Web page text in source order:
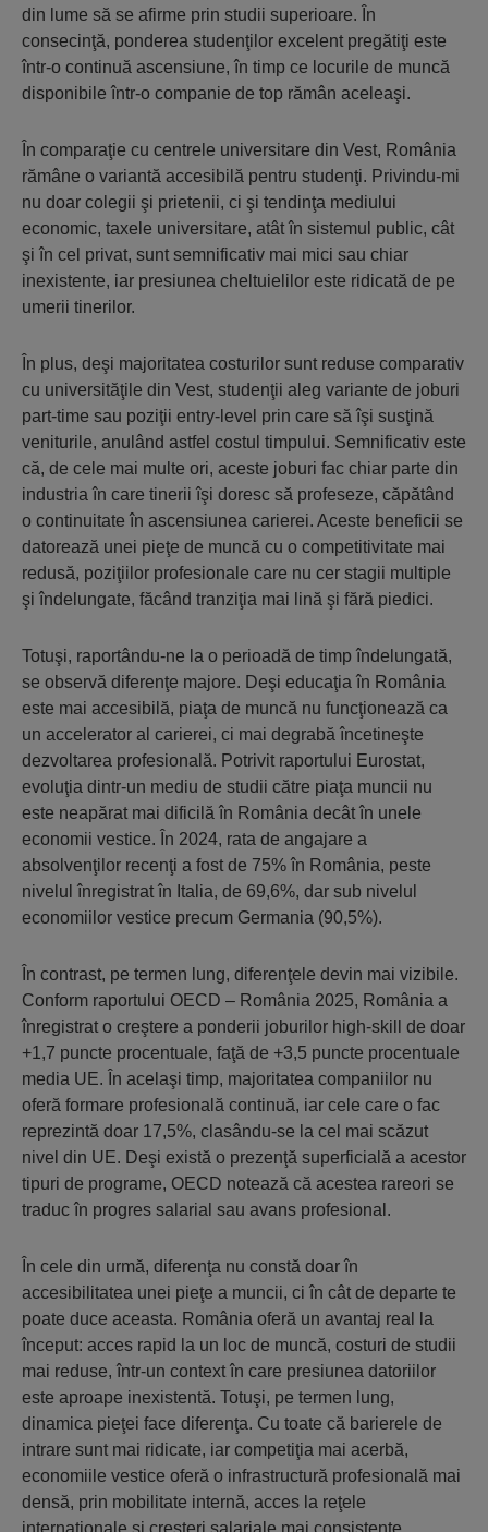
din lume să se afirme prin studii superioare. În
consecinţă, ponderea studenţilor excelent pregătiţi este
într-o continuă ascensiune, în timp ce locurile de muncă
disponibile într-o companie de top rămân aceleaşi.
În comparaţie cu centrele universitare din Vest, România
rămâne o variantă accesibilă pentru studenţi. Privindu-mi
nu doar colegii şi prietenii, ci şi tendinţa mediului
economic, taxele universitare, atât în sistemul public, cât
şi în cel privat, sunt semnificativ mai mici sau chiar
inexistente, iar presiunea cheltuielilor este ridicată de pe
umerii tinerilor.
În plus, deşi majoritatea costurilor sunt reduse comparativ
cu universităţile din Vest, studenţii aleg variante de joburi
part-time sau poziţii entry-level prin care să îşi susţină
veniturile, anulând astfel costul timpului. Semnificativ este
că, de cele mai multe ori, aceste joburi fac chiar parte din
industria în care tinerii îşi doresc să profeseze, căpătând
o continuitate în ascensiunea carierei. Aceste beneficii se
datorează unei pieţe de muncă cu o competitivitate mai
redusă, poziţiilor profesionale care nu cer stagii multiple
şi îndelungate, făcând tranziţia mai lină şi fără piedici.
Totuşi, raportându-ne la o perioadă de timp îndelungată,
se observă diferenţe majore. Deşi educaţia în România
este mai accesibilă, piaţa de muncă nu funcţionează ca
un accelerator al carierei, ci mai degrabă încetineşte
dezvoltarea profesională. Potrivit raportului Eurostat,
evoluţia dintr-un mediu de studii către piaţa muncii nu
este neapărat mai dificilă în România decât în unele
economii vestice. În 2024, rata de angajare a
absolvenţilor recenţi a fost de 75% în România, peste
nivelul înregistrat în Italia, de 69,6%, dar sub nivelul
economiilor vestice precum Germania (90,5%).
În contrast, pe termen lung, diferenţele devin mai vizibile.
Conform raportului OECD – România 2025, România a
înregistrat o creştere a ponderii joburilor high-skill de doar
+1,7 puncte procentuale, faţă de +3,5 puncte procentuale
media UE. În acelaşi timp, majoritatea companiilor nu
oferă formare profesională continuă, iar cele care o fac
reprezintă doar 17,5%, clasându-se la cel mai scăzut
nivel din UE. Deşi există o prezenţă superficială a acestor
tipuri de programe, OECD notează că acestea rareori se
traduc în progres salarial sau avans profesional.
În cele din urmă, diferenţa nu constă doar în
accesibilitatea unei pieţe a muncii, ci în cât de departe te
poate duce aceasta. România oferă un avantaj real la
început: acces rapid la un loc de muncă, costuri de studii
mai reduse, într-un context în care presiunea datoriilor
este aproape inexistentă. Totuşi, pe termen lung,
dinamica pieţei face diferenţa. Cu toate că barierele de
intrare sunt mai ridicate, iar competiţia mai acerbă,
economiile vestice oferă o infrastructură profesională mai
densă, prin mobilitate internă, acces la reţele
internaţionale şi creşteri salariale mai consistente.